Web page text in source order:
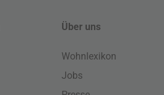
Über uns
Wohnlexikon
Jobs